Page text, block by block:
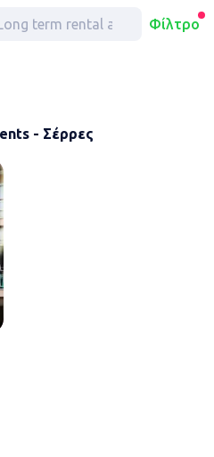
Φίλτρο
- Σέρρες